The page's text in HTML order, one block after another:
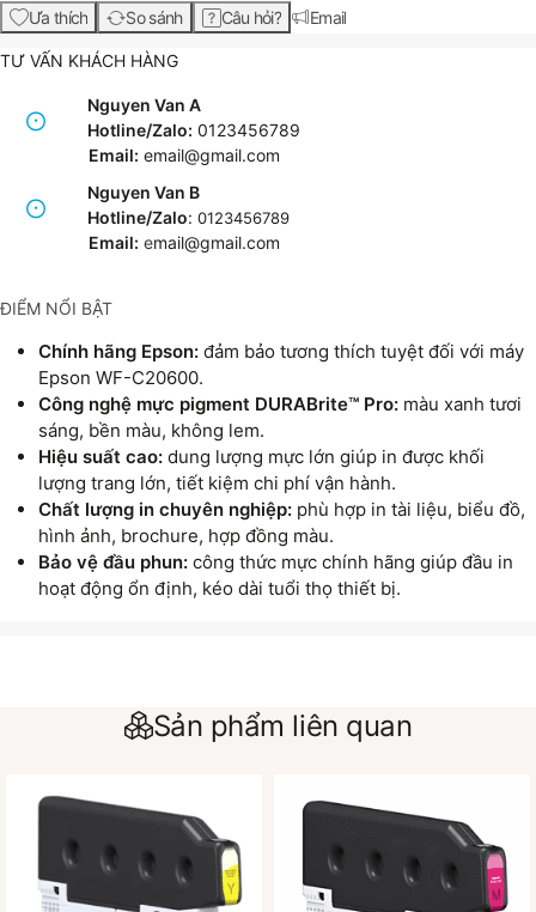
Ưa thích So sánh Câu hỏi? Email
TƯ VẤN KHÁCH HÀNG
Nguyen Van A
Hotline/Zalo: 0123456789
Email: email@gmail.com
Nguyen Van B
Hotline/Zalo: 0123456789
Email: email@gmail.com
ĐIỂM NỔI BẬT
Chính hãng Epson: đảm bảo tương thích tuyệt đối với máy
Epson WF-C20600.
Công nghệ mực pigment DURABrite™ Pro: màu xanh tươi
sáng, bền màu, không lem.
Hiệu suất cao: dung lượng mực lớn giúp in được khối
lượng trang lớn, tiết kiệm chi phí vận hành.
Chất lượng in chuyên nghiệp: phù hợp in tài liệu, biểu đồ,
hình ảnh, brochure, hợp đồng màu.
Bảo vệ đầu phun: công thức mực chính hãng giúp đầu in
hoạt động ổn định, kéo dài tuổi thọ thiết bị.
Sản phẩm liên quan